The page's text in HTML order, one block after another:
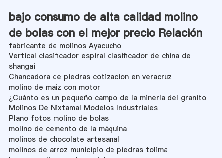
bajo consumo de alta calidad molino
de bolas con el mejor precio Relación
fabricante de molinos Ayacucho
Vertical clasificador espiral clasificador de china de
shangai
Chancadora de piedras cotizacion en veracruz
molino de maiz con motor
¿Cuánto es un pequeño campo de la minería del granito
Molinos De Nixtamal Modelos Industriales
Plano fotos molino de bolas
molino de cemento de la máquina
molinos de chocolate artesanal
molinos de arroz municipio de piedras tolima